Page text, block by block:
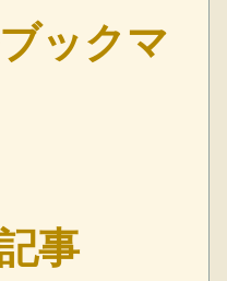
ックマ
事